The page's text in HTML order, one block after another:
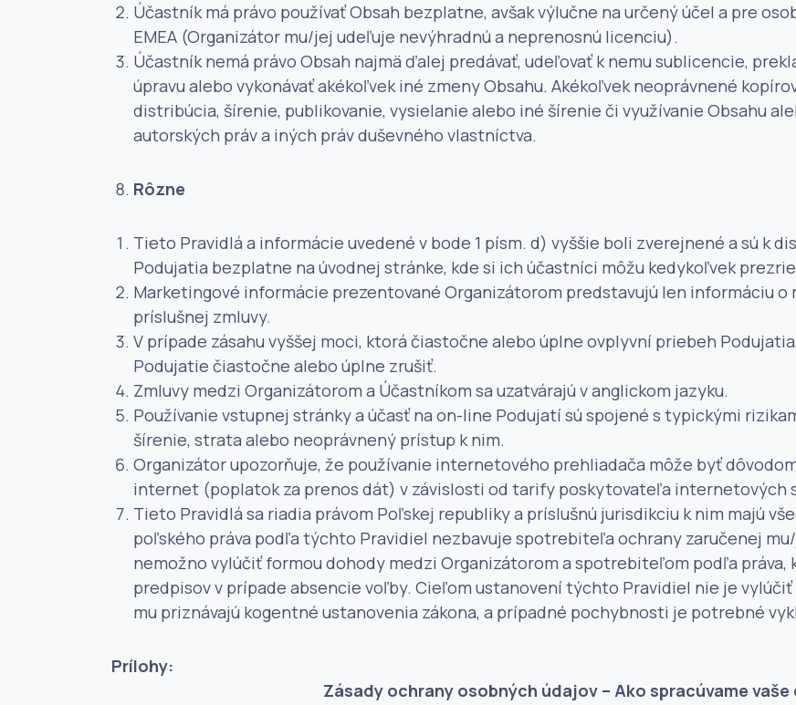
Účastník má právo používať Obsah bezplatne, avšak výlučne na určený účel a pre
EMEA (Organizátor mu/jej udeľuje nevýhradnú a neprenosnú licenciu).
Účastník nemá právo Obsah najmä ďalej predávať, udeľovať k nemu sublicencie,
úpravu alebo vykonávať akékoľvek iné zmeny Obsahu. Akékoľvek neoprávnené
distribúcia, šírenie, publikovanie, vysielanie alebo iné šírenie či využívanie Obsahu
autorských práv a iných práv duševného vlastníctva.
Rôzne
Tieto Pravidlá a informácie uvedené v bode 1 písm. d) vyššie boli zverejnené a sú k
Podujatia bezplatne na úvodnej stránke, kde si ich účastníci môžu kedykoľvek
Marketingové informácie prezentované Organizátorom predstavujú len informáciu o
príslušnej zmluvy.
V prípade zásahu vyššej moci, ktorá čiastočne alebo úplne ovplyvní priebeh
Podujatie čiastočne alebo úplne zrušiť.
Zmluvy medzi Organizátorom a Účastníkom sa uzatvárajú v anglickom jazyku.
Používanie vstupnej stránky a účasť na on-line Podujatí sú spojené s typickými
šírenie, strata alebo neoprávnený prístup k nim.
Organizátor upozorňuje, že používanie internetového prehliadača môže byť
internet (poplatok za prenos dát) v závislosti od tarify poskytovateľa internetových
Tieto Pravidlá sa riadia právom Poľskej republiky a príslušnú jurisdikciu k nim majú
poľského práva podľa týchto Pravidiel nezbavuje spotrebiteľa ochrany zaručenej
nemožno vylúčiť formou dohody medzi Organizátorom a spotrebiteľom podľa
predpisov v prípade absencie voľby. Cieľom ustanovení týchto Pravidiel nie je
mu priznávajú kogentné ustanovenia zákona, a prípadné pochybnosti je potrebné
Prílohy:
Zásady ochrany osobných údajov – Ako spracúvame